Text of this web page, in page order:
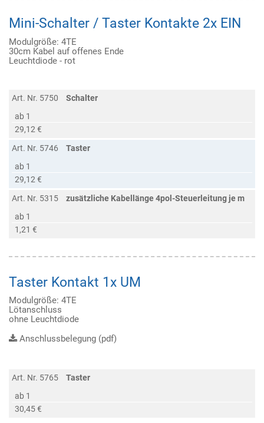
Mini-Schalter / Taster Kontakte 2x EIN
Modulgröße: 4TE
30cm Kabel auf offenes Ende
Leuchtdiode - rot
Art. Nr. 5750
Schalter
ab 1
29,12 €
Art. Nr. 5746
Taster
ab 1
29,12 €
Art. Nr. 5315
zusätzliche Kabellänge 4pol-Steuerleitung je m
ab 1
1,21 €
Taster Kontakt 1x UM
Modulgröße: 4TE
Lötanschluss
ohne Leuchtdiode
Anschlussbelegung (pdf)
Art. Nr. 5765
Taster
ab 1
30,45 €